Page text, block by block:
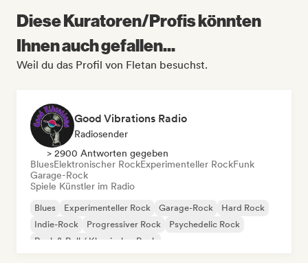
Diese Kuratoren/Profis könnten
Ihnen auch gefallen...
Weil du das Profil von Fletan besuchst.
Good Vibrations Radio
Radiosender
> 2900 Antworten gegeben
BluesElektronischer RockExperimenteller RockFunk
Garage-Rock
Spiele Künstler im Radio
Blues Experimenteller Rock Garage-Rock
Hard Rock
Indie-Rock
Progressiver Rock
Psychedelic Rock
Rock & Roll / Klassischer Rock